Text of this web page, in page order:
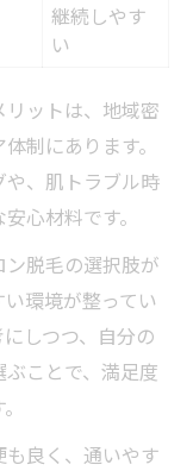
継続しやす
い
ットは、地域密
制にあります。
、肌トラブル時
心材料です。
脱毛の選択肢が
環境が整ってい
しつつ、自分の
ことで、満足度
良く、通いやす